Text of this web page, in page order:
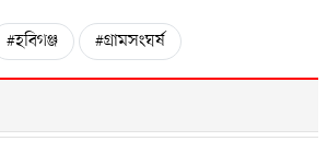
#হবিগঞ্জ #গ্রামসংঘর্ষ